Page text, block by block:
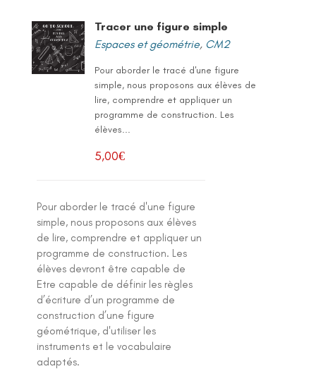
Tracer une figure simple
Espaces et géométrie, CM2
Pour aborder le tracé d'une figure
simple, nous proposons aux élèves de
lire, comprendre et appliquer un
programme de construction. Les
élèves...
5,00€
Pour aborder le tracé d'une figure
simple, nous proposons aux élèves
de lire, comprendre et appliquer un
programme de construction. Les
élèves devront être capable de
Etre capable de définir les règles
d’écriture d’un programme de
construction d’une figure
géométrique, d'utiliser les
instruments et le vocabulaire
adaptés.